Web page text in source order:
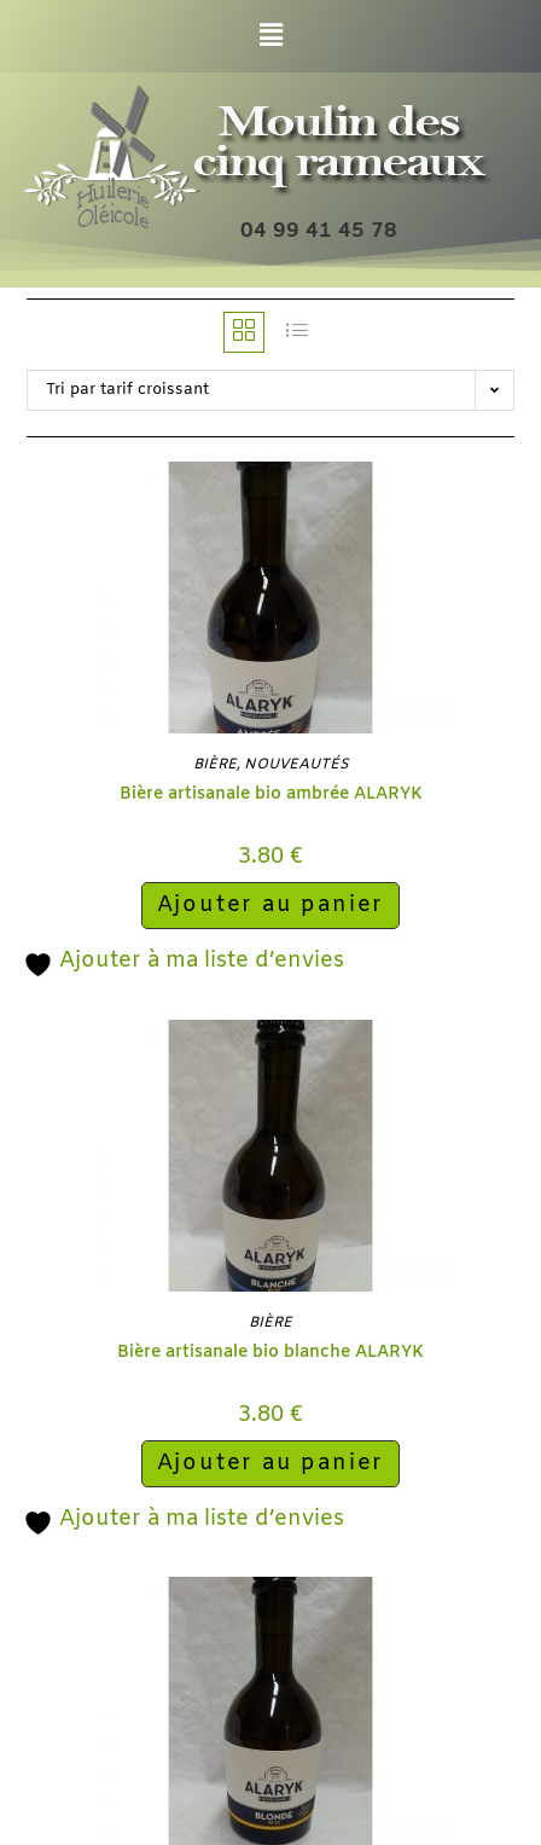
04 99 41 45 78
Tri par tarif croissant
BIÈRE, NOUVEAUTÉS
Bière artisanale bio ambrée ALARYK
3.80 €
Ajouter au panier
Ajouter à ma liste d’envies
BIÈRE
Bière artisanale bio blanche ALARYK
3.80 €
Ajouter au panier
Ajouter à ma liste d’envies